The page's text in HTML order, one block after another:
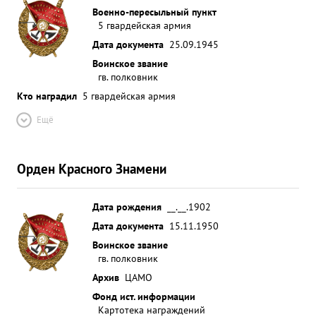
Военно-пересыльный пункт
5 гвардейская армия
Дата документа 25.09.1945
Воинское звание
гв. полковник
Кто наградил 5 гвардейская армия
Ещё
Орден Красного Знамени
Дата рождения
__.__.1902
Дата документа 15.11.1950
Воинское звание
гв. полковник
Архив ЦАМО
Фонд ист. информации
Картотека награждений